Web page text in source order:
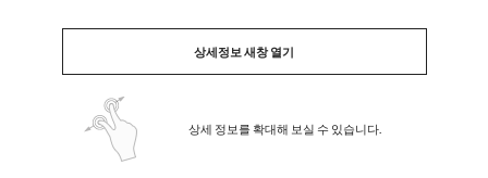
상세정보 새창 열기
상세 정보를 확대해 보실 수 있습니다.